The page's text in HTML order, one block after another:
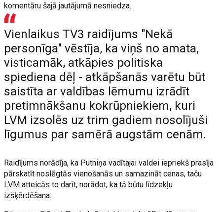
komentāru šajā jautājumā nesniedza.
Vienlaikus TV3 raidījums "Nekā
personīga" vēstīja, ka viņš no amata,
visticamāk, atkāpies politiska
spiediena dēļ - atkāpšanās varētu būt
saistīta ar valdības lēmumu izrādīt
pretimnākšanu kokrūpniekiem, kuri
LVM izsolēs uz trim gadiem nosolījuši
līgumus par samērā augstām cenām.
Raidījums norādīja, ka Putniņa vadītajai valdei iepriekš prasīja
pārskatīt noslēgtās vienošanās un samazināt cenas, taču
LVM atteicās to darīt, norādot, ka tā būtu līdzekļu
izšķērdēšana.